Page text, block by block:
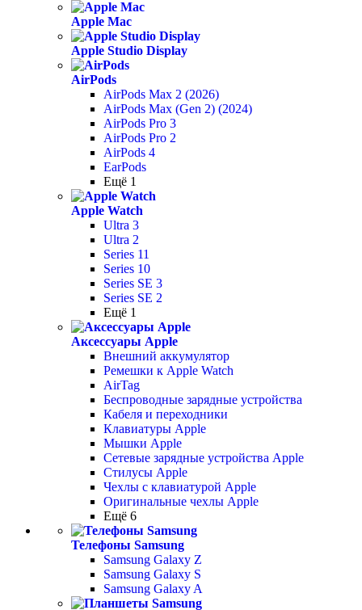
Apple Mac
Apple Studio Display
AirPods
AirPods Max 2 (2026)
AirPods Max (Gen 2) (2024)
AirPods Pro 3
AirPods Pro 2
AirPods 4
EarPods
Ещё 1
Apple Watch
Ultra 3
Ultra 2
Series 11
Series 10
Series SE 3
Series SE 2
Ещё 1
Аксессуары Apple
Внешний аккумулятор
Ремешки к Apple Watch
AirTag
Беспроводные зарядные устройства
Кабеля и переходники
Клавиатуры Apple
Мышки Apple
Сетевые зарядные устройства Apple
Стилусы Apple
Чехлы с клавиатурой Apple
Оригинальные чехлы Apple
Ещё 6
Телефоны Samsung
Samsung Galaxy Z
Samsung Galaxy S
Samsung Galaxy A